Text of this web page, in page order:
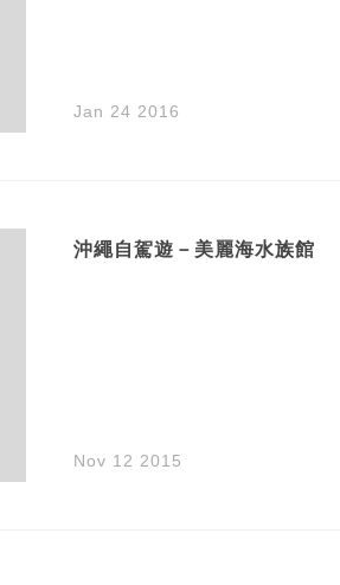
Jan 24 2016
沖繩自駕遊－美麗海水族館
Nov 12 2015